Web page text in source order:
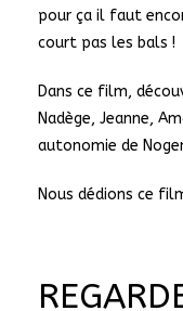
pour ça il faut
court pas les bals !
Dans ce film,
Nadège, Jeanne,
autonomie de
Nous dédions ce